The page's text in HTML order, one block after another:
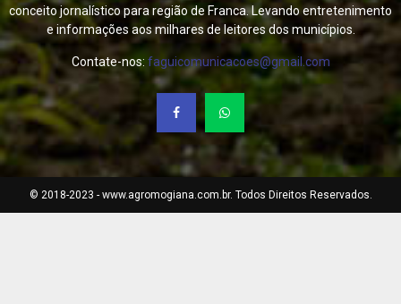
conceito jornalístico para região de Franca. Levando entretenimento
e informações aos milhares de leitores dos municípios.
Contate-nos: faguicomunicacoes@gmail.com
© 2018-2023 - www.agromogiana.com.br. Todos Direitos Reservados.